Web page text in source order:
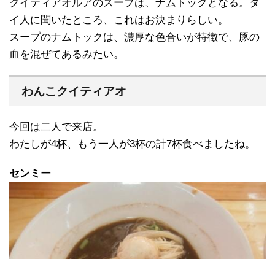
クイティアオルアのスープは、ナムトックとなる。タ
イ人に聞いたところ、これはお決まりらしい。
スープのナムトックは、濃厚な色合いが特徴で、豚の
血を混ぜてあるみたい。
わんこクイティアオ
今回は二人で来店。
わたしが4杯、もう一人が3杯の計7杯食べましたね。
センミー